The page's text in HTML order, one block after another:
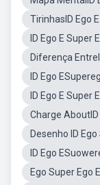
TirinhasID Ego
ID Ego E Super
Diferença
ID Ego
ID Ego E Super
Charge
Desenho ID
ID Ego
Ego Super Ego